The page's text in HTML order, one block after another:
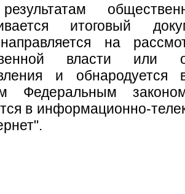
итоговый
на
власти или
и обнародуется
Федеральным
в информационно-